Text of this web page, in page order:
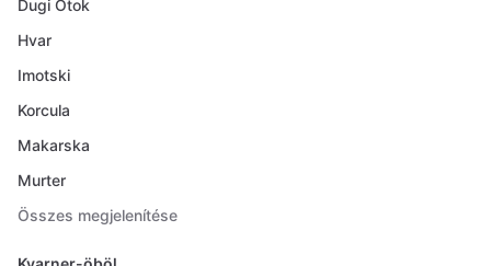
Dugi Otok
Hvar
Imotski
Korcula
Makarska
Murter
Összes megjelenítése